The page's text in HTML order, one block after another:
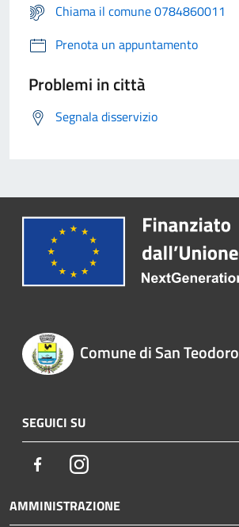
Chiama il comune 0784860011
Prenota un appuntamento
Problemi in città
Segnala disservizio
Comune di San Teodoro
SEGUICI SU
FacebookInstagram
AMMINISTRAZIONE